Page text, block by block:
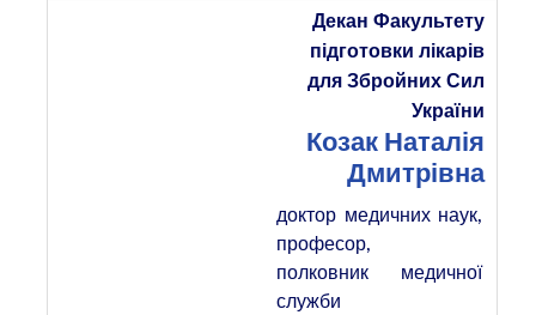
Декан Факультету
підготовки лікарів
для Збройних Сил
України
Козак Наталія
Дмитрівна
доктор медичних наук,
професор,
полковник медичної
служби